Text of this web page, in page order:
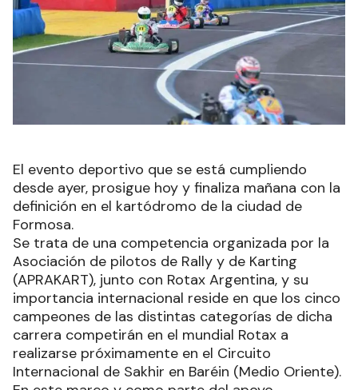
El evento deportivo que se está cumpliendo
desde ayer, prosigue hoy y finaliza mañana con la
definición en el kartódromo de la ciudad de
Formosa.
Se trata de una competencia organizada por la
Asociación de pilotos de Rally y de Karting
(APRAKART), junto con Rotax Argentina, y su
importancia internacional reside en que los cinco
campeones de las distintas categorías de dicha
carrera competirán en el mundial Rotax a
realizarse próximamente en el Circuito
Internacional de Sakhir en Baréin (Medio Oriente).